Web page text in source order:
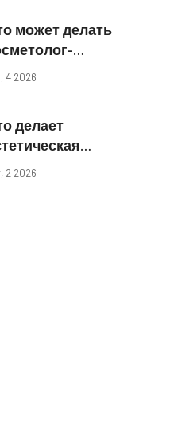
может делать
полный
4 2026
делает
2 2026